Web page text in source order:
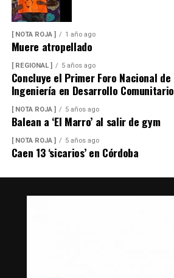
[ NOTA ROJA ] 1 año ago
Muere atropellado
[ REGIONAL ] 5 años ago
Concluye el Primer Foro Nacional de
Ingeniería en Desarrollo Comunitario
[ NOTA ROJA ] 5 años ago
Balean a ‘El Marro’ al salir de gym
[ NOTA ROJA ] 5 años ago
Caen 13 ‘sicarios’ en Córdoba